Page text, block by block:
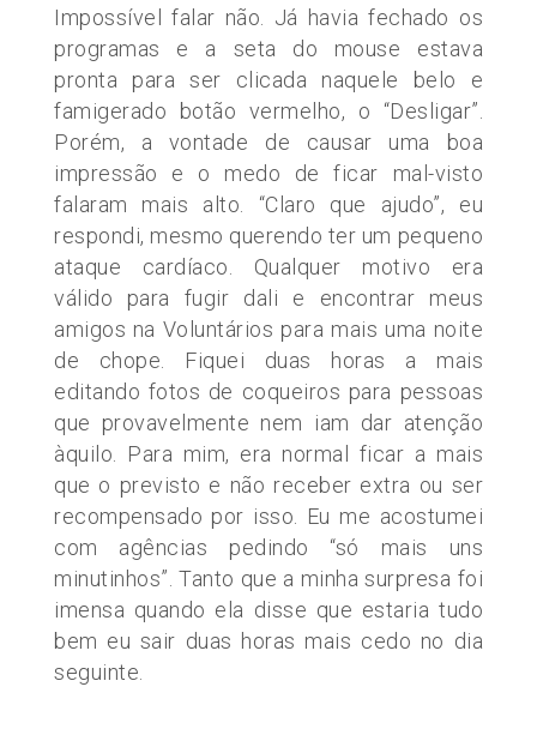
Impossível falar não. Já havia fechado os
programas e a seta do mouse estava
pronta para ser clicada naquele belo e
famigerado botão vermelho, o “Desligar”.
Porém, a vontade de causar uma boa
impressão e o medo de ficar mal-visto
falaram mais alto. “Claro que ajudo”, eu
respondi, mesmo querendo ter um pequeno
ataque cardíaco. Qualquer motivo era
válido para fugir dali e encontrar meus
amigos na Voluntários para mais uma noite
de chope. Fiquei duas horas a mais
editando fotos de coqueiros para pessoas
que provavelmente nem iam dar atenção
àquilo. Para mim, era normal ficar a mais
que o previsto e não receber extra ou ser
recompensado por isso. Eu me acostumei
com agências pedindo “só mais uns
minutinhos”. Tanto que a minha surpresa foi
imensa quando ela disse que estaria tudo
bem eu sair duas horas mais cedo no dia
seguinte.